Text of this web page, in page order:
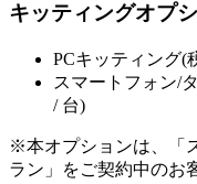
キッティングオプ
PCキッティング(
スマートフォン/
/ 台)
※本オプションは、「
ラン」をご契約中のお